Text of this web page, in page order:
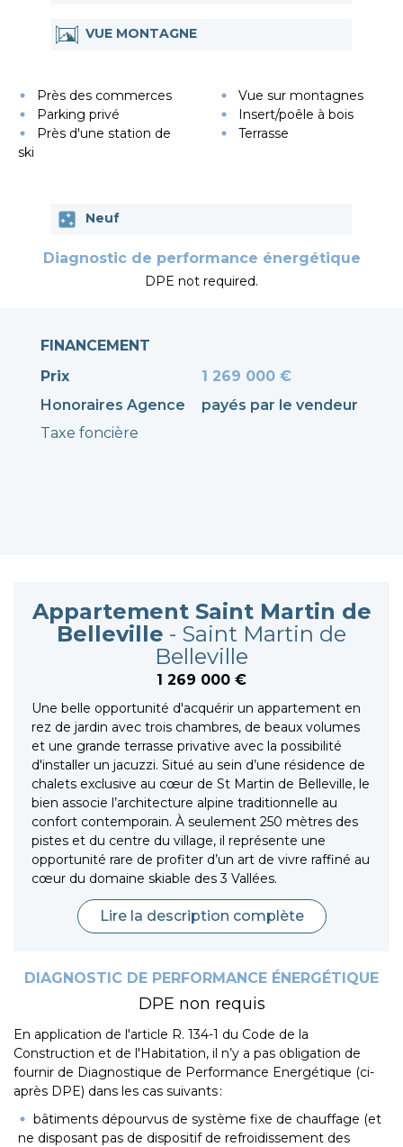
VUE MONTAGNE
Près des commerces
Parking privé
Près d'une station de
ski
Vue sur montagnes
Insert/poêle à bois
Terrasse
Neuf
Diagnostic de performance énergétique
DPE not required.
FINANCEMENT
Prix
1 269 000 €
Honoraires Agence
payés par le vendeur
Taxe foncière
Appartement Saint Martin de
Belleville - Saint Martin de
Belleville
1 269 000 €
Une belle opportunité d'acquérir un appartement en
rez de jardin avec trois chambres, de beaux volumes
et une grande terrasse privative avec la possibilité
d'installer un jacuzzi. Situé au sein d’une résidence de
chalets exclusive au cœur de St Martin de Belleville, le
bien associe l’architecture alpine traditionnelle au
confort contemporain. À seulement 250 mètres des
pistes et du centre du village, il représente une
opportunité rare de profiter d’un art de vivre raffiné au
cœur du domaine skiable des 3 Vallées.
Lire la description complète
DIAGNOSTIC DE PERFORMANCE ÉNERGÉTIQUE
DPE non requis
En application de l'article R. 134-1 du Code de la
Construction et de l'Habitation, il n’y a pas obligation de
fournir de Diagnostique de Performance Energétique (ci-
après DPE) dans les cas suivants :
bâtiments dépourvus de système fixe de chauffage (et
ne disposant pas de dispositif de refroidissement des